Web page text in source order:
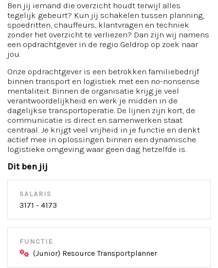
Ben jij iemand die overzicht houdt terwijl alles
tegelijk gebeurt? Kun jij schakelen tussen planning,
spoedritten, chauffeurs, klantvragen en techniek
zonder het overzicht te verliezen? Dan zijn wij namens
een opdrachtgever in de regio Geldrop op zoek naar
jou.
Onze opdrachtgever is een betrokken familiebedrijf
binnen transport en logistiek met een no-nonsense
mentaliteit. Binnen de organisatie krijg je veel
verantwoordelijkheid en werk je midden in de
dagelijkse transportoperatie. De lijnen zijn kort, de
communicatie is direct en samenwerken staat
centraal. Je krijgt veel vrijheid in je functie en denkt
actief mee in oplossingen binnen een dynamische
logistieke omgeving waar geen dag hetzelfde is.
Dit ben jij
SALARIS
3171 - 4173
FUNCTIE
(Junior) Resource Transportplanner